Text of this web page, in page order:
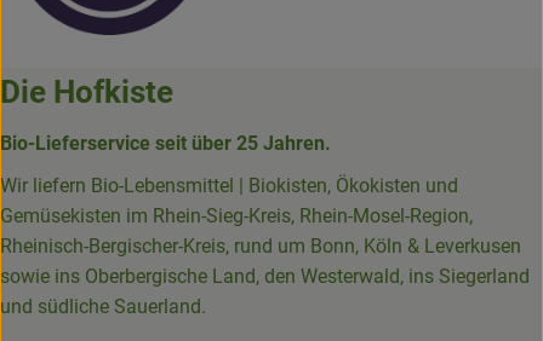
Die Hofkiste
Bio-Lieferservice seit über 25 Jahren.
Wir liefern Bio-Lebensmittel | Biokisten, Ökokisten und
Gemüsekisten im Rhein-Sieg-Kreis, Rhein-Mosel-Region,
Rheinisch-Bergischer-Kreis, rund um Bonn, Köln & Leverkusen
sowie ins Oberbergische Land, den Westerwald, ins Siegerland
und südliche Sauerland.